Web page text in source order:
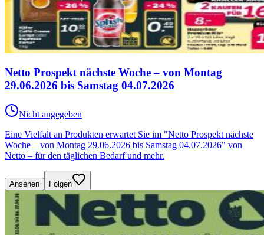
Netto Prospekt nächste Woche – von Montag
29.06.2026 bis Samstag 04.07.2026
Nicht angegeben
Eine Vielfalt an Produkten erwartet Sie im "Netto Prospekt nächste
Woche – von Montag 29.06.2026 bis Samstag 04.07.2026" von
Netto – für den täglichen Bedarf und mehr.
Ansehen Folgen